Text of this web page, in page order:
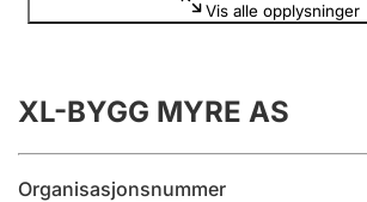
Årsregnskap
Innsending og forsinkelsesgebyr
Vis alle opplysninger
XL-BYGG MYRE AS
Organisasjonsnummer